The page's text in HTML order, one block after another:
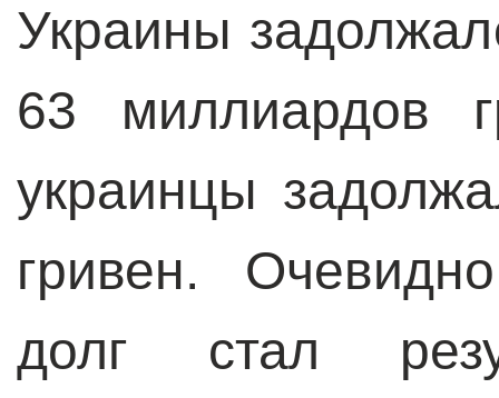
Украины
63 миллиардов
украинцы
гривен.
долг стал